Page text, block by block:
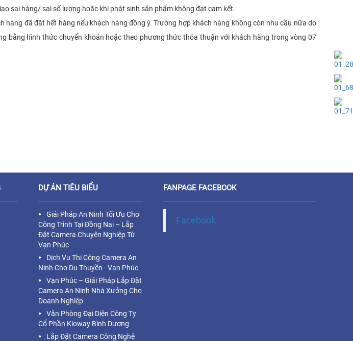
sai hàng/ sai số lượng hoặc khi phát sinh sản phẩm không đạt cam kết.
đã đặt hết hàng nếu khách hàng đồng ý. Trường hợp khách hàng không còn nhu cầu nữa do
bằng hình thức chuyển khoản hoặc theo phương thức thỏa thuận với khách hàng trong vòng 07
DỰ ÁN TIÊU BIỂU
Giải Pháp An Ninh Tối Ưu Cho
Công Trình Tại Đồng Nai – Lắp
Đặt Camera Chuyên Nghiệp Từ
Vạn Phúc
Dịch Vụ Thi Công Camera An
Ninh Cho Du Thuyền - Vạn Phúc
Vạn Phúc – Giải Pháp Lắp Đặt
Camera An Ninh Nhà Xưởng Cho
Doanh Nghiệp
Văn Phòng Đại Diện Công Ty
Cổ Phần Kioway Bình Dương
Lắp Đặt Camera Công Nghệ
FANPAGE FACEBOOK
Facebook